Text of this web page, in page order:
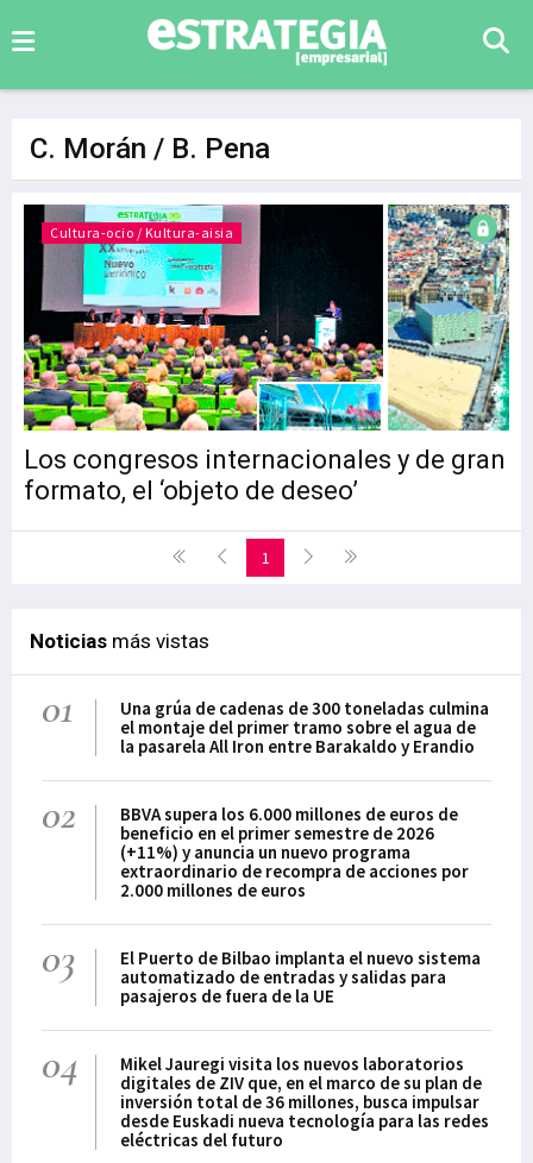
C. Morán / B. Pena
Los congresos internacionales y de gran
formato, el ‘objeto de deseo’
Cultura-ocio / Kultura-aisia
1
Noticias más vistas
01
Una grúa de cadenas de 300 toneladas culmina
el montaje del primer tramo sobre el agua de
la pasarela All Iron entre Barakaldo y Erandio
02
BBVA supera los 6.000 millones de euros de
beneficio en el primer semestre de 2026
(+11%) y anuncia un nuevo programa
extraordinario de recompra de acciones por
2.000 millones de euros
03
El Puerto de Bilbao implanta el nuevo sistema
automatizado de entradas y salidas para
pasajeros de fuera de la UE
04
Mikel Jauregi visita los nuevos laboratorios
digitales de ZIV que, en el marco de su plan de
inversión total de 36 millones, busca impulsar
desde Euskadi nueva tecnología para las redes
eléctricas del futuro